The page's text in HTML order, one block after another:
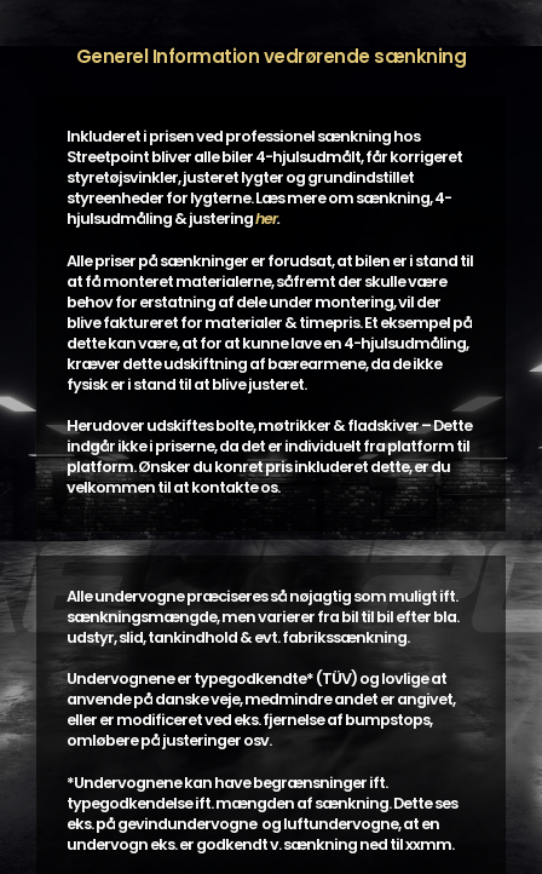
Generel Information vedrørende sænkning
Inkluderet i prisen ved professionel sænkning hos
Streetpoint bliver alle biler 4-hjulsudmålt, får korrigeret
styretøjsvinkler, justeret lygter og grundindstillet
styreenheder for lygterne. Læs mere om sænkning, 4-
hjulsudmåling & justeringher.
Alle priser på sænkninger er forudsat, at bilen er i stand til
at få monteret materialerne, såfremt der skulle være
behov for erstatning af dele under montering, vil der
blive faktureret for materialer & timepris. Et eksempel på
dette kan være, at for at kunne lave en 4-hjulsudmåling,
kræver dette udskiftning af bærearmene, da de ikke
fysisk er i stand til at blive justeret.
Herudover udskiftes bolte, møtrikker & fladskiver – Dette
indgår ikke i priserne, da det er individuelt fra platform til
platform. Ønsker du konret pris inkluderet dette, er du
velkommen til at kontakte os.
Alle undervogne præciseres så nøjagtig som muligt ift.
sænkningsmængde, men varierer fra bil til bil efter bla.
udstyr, slid, tankindhold & evt. fabrikssænkning.
Undervognene er typegodkendte* (TÜV) og lovlige at
anvende på danske veje, medmindre andet er angivet,
eller er modificeret ved eks. fjernelse af bumpstops,
omløbere på justeringer osv.
*Undervognene kan have begrænsninger ift.
typegodkendelse ift. mængden af sænkning. Dette ses
eks. på gevindundervogne og luftundervogne, at en
undervogn eks. er godkendt v. sænkning ned til xxmm.